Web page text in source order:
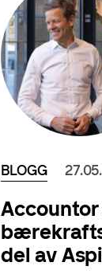
BLOGG
del av